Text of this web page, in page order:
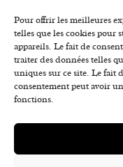
Pour offrir les meilleures
telles que les cookies pour
appareils. Le fait de
traiter des données telles
uniques sur ce site. Le fait
consentement peut avoir
fonctions.
© 2026, HÔTEL ET SUITES